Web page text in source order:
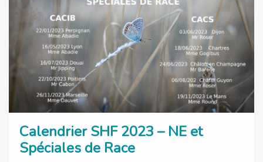
Calendrier SHF 2023 – NE et
Spéciales de Race